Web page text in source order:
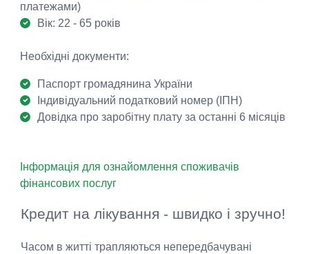
платежами)
Вік: 22 - 65 років
Необхідні документи:
Паспорт громадянина України
Індивідуальний податковий номер (ІПН)
Довідка про заробітну плату за останні 6 місяців
Інформація для ознайомлення споживачів
фінансових послуг
Кредит на лікування - швидко і зручно!
Часом в житті трапляються непередбачувані